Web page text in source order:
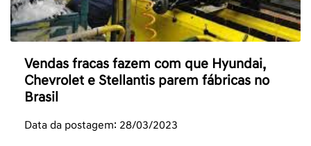
Vendas fracas fazem com que Hyundai,
Chevrolet e Stellantis parem fábricas no
Brasil
Data da postagem: 28/03/2023